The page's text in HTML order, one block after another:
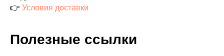
👉 Условия доставки
Полезные ссылки